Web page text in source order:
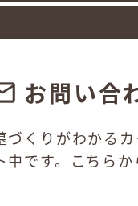
お問い合
づくりがわかる
中です。こちらか